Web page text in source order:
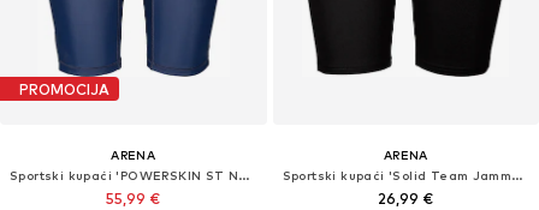
PROMOCIJA
ARENA
Sportski kupaći 'POWERSKIN ST NEXT JAMMER JR'
55,99 €
ARENA
Sportski kupaći 'Solid Team Jammer'
26,99 €